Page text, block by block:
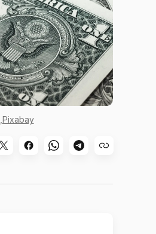
,Pixabay